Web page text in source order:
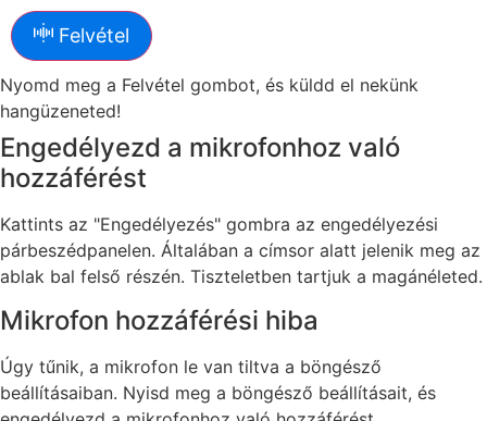
Felvétel
Nyomd meg a Felvétel gombot, és küldd el nekünk
hangüzeneted!
Engedélyezd a mikrofonhoz való
hozzáférést
Kattints az "Engedélyezés" gombra az engedélyezési
párbeszédpanelen. Általában a címsor alatt jelenik meg az
ablak bal felső részén. Tiszteletben tartjuk a magánéleted.
Mikrofon hozzáférési hiba
Úgy tűnik, a mikrofon le van tiltva a böngésző
beállításaiban. Nyisd meg a böngésző beállításait, és